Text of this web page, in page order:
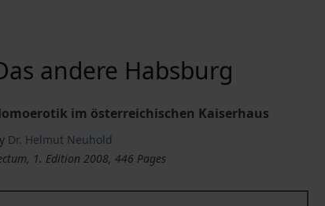
andere Habsburg
im österreichischen Kaiserhaus
Dr. Helmut Neuhold
1. Edition 2008, 446 Pages